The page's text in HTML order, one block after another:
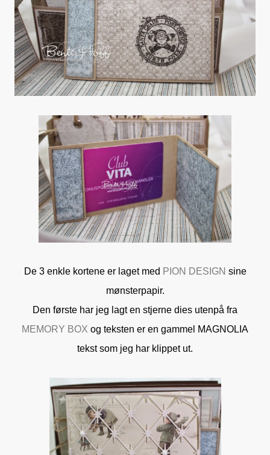
De 3 enkle kortene er laget med PION DESIGN sine
mønsterpapir.
Den første har jeg lagt en stjerne dies utenpå fra
MEMORY BOX og teksten er en gammel MAGNOLIA
tekst som jeg har klippet ut.